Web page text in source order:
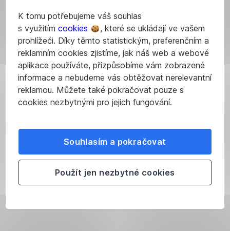
K tomu potřebujeme váš souhlas
s využitím cookies
, které se ukládají ve vašem
prohlížeči. Díky těmto statistickým, preferenčním a
reklamním cookies zjistíme, jak náš web a webové
aplikace používáte, přizpůsobíme vám zobrazené
informace a nebudeme vás obtěžovat nerelevantní
reklamou. Můžete také pokračovat pouze s
cookies nezbytnými pro jejich fungování.
Souhlasím a pokračovat
Použít jen nezbytné cookies